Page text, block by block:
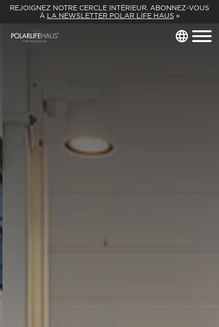
REJOIGNEZ NOTRE CERCLE INTÉRIEUR. ABONNEZ-VOUS
À LA NEWSLETTER POLAR LIFE HAUS »